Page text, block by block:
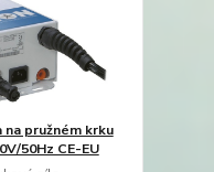
pružném krku
50Hz CE-EU